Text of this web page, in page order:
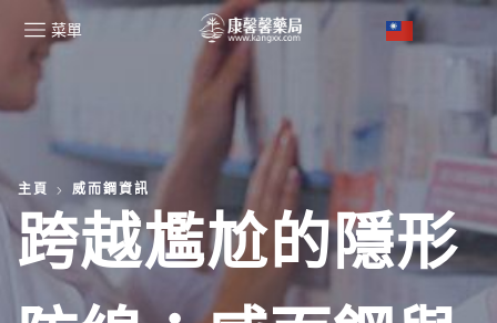
菜單
主頁 威而鋼資訊
跨越尷尬的隱形